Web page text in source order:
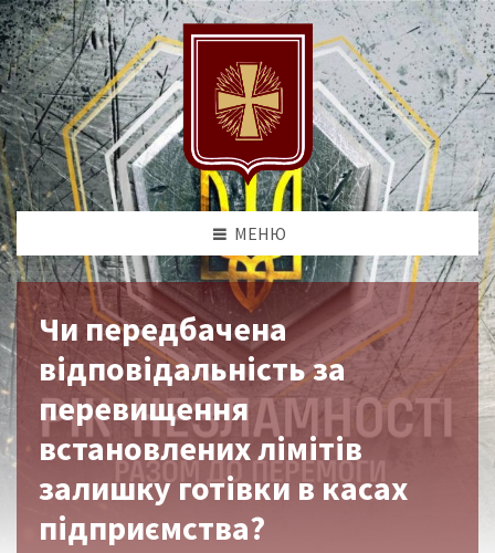
МЕНЮ
Чи передбачена
відповідальність за
перевищення
встановлених лімітів
залишку готівки в касах
підприємства?